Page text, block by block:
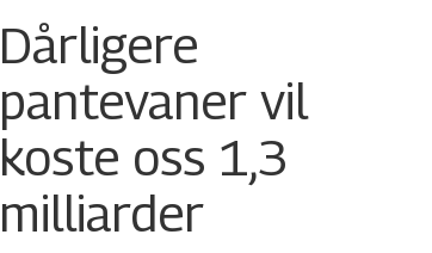
Dårligere
pantevaner vil
koste oss 1,3
milliarder